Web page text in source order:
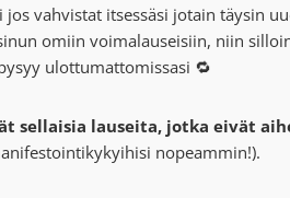
vahvistat itsessäsi jotain täysin
omiin voimalauseisiin, niin
ulottumattomissasi 🔁
sellaisia lauseita, jotka eivät
nopeammin!).